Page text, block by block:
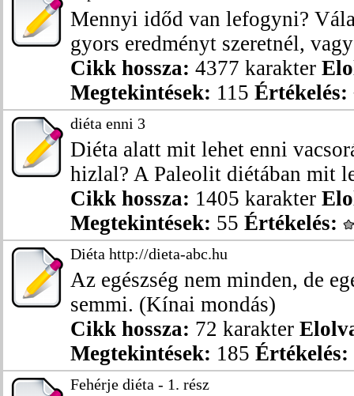
Mennyi időd van lefogyni?
gyors eredményt szeretnél,
Cikk hossza: 4377 karakter
Megtekintések: 115 Értékelés:
diéta enni 3
Diéta alatt mit lehet enni
hizlal? A Paleolit diétában mit
Cikk hossza: 1405 karakter
Megtekintések: 55 Értékelés:
Diéta http://dieta-abc.hu
Az egészség nem minden, de
semmi. (Kínai mondás)
Cikk hossza: 72 karakter
Megtekintések: 185 Értékelés:
Fehérje diéta - 1. rész